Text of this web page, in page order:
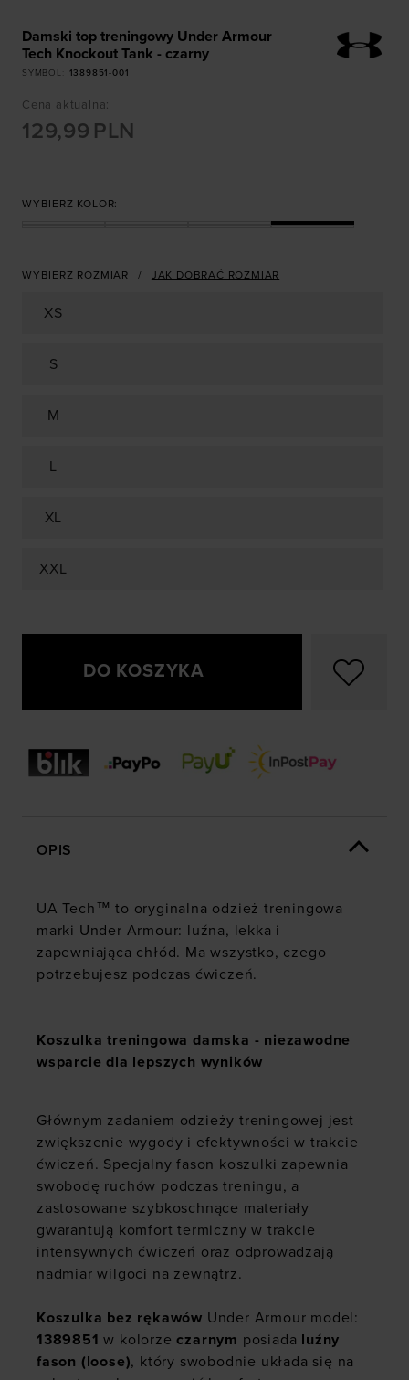
Damski top treningowy Under Armour
Tech Knockout Tank - czarny
SYMBOL 1389851-001
Cena aktualna:
129,99 PLN
WYBIERZ KOLOR:
WYBIERZ ROZMIAR JAK DOBRAĆ ROZMIAR
XS
S
M
L
XL
XXL
DO KOSZYKA
OPIS
UA Tech™ to oryginalna odzież treningowa
marki Under Armour: luźna, lekka i
zapewniająca chłód. Ma wszystko, czego
potrzebujesz podczas ćwiczeń.
Koszulka treningowa damska - niezawodne
wsparcie dla lepszych wyników
Głównym zadaniem odzieży treningowej jest
zwiększenie wygody i efektywności w trakcie
ćwiczeń. Specjalny fason koszulki zapewnia
swobodę ruchów podczas treningu, a
zastosowane szybkoschnące materiały
gwarantują komfort termiczny w trakcie
intensywnych ćwiczeń oraz odprowadzają
nadmiar wilgoci na zewnątrz.
Koszulka bez rękawów Under Armour model:
1389851 w kolorze czarnym posiada luźny
fason (loose), który swobodnie układa się na